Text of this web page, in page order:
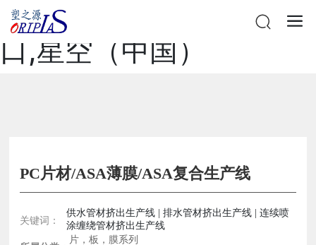
星空网站在线登录官网入
口,星空（中国）
PC片材/ASA薄膜/ASA复合生产线
关键词：
供水管材挤出生产线 | 排水管材挤出生产线 | 连续喷
涂缠绕管材挤出生产线
片，板，膜系列